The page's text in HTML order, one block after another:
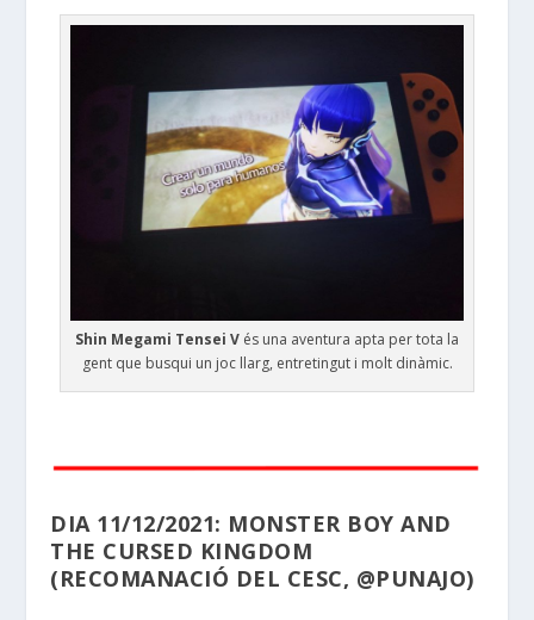
Shin Megami Tensei V és una aventura apta per tota la
gent que busqui un joc llarg, entretingut i molt dinàmic.
DIA 11/12/2021: MONSTER BOY AND
THE CURSED KINGDOM
(RECOMANACIÓ DEL CESC, @PUNAJO)